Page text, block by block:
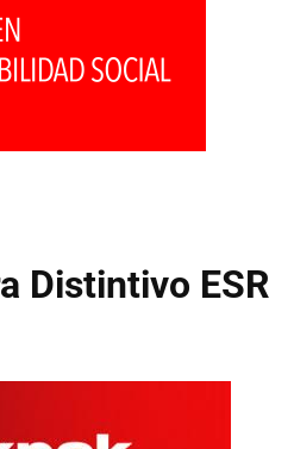
Distintivo ESR